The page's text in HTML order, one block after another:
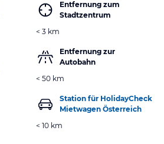
Entfernung zum
Stadtzentrum
< 3 km
Entfernung zur
Autobahn
< 50 km
Station für HolidayCheck
Mietwagen Österreich
< 10 km